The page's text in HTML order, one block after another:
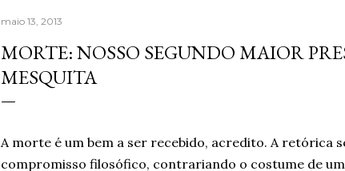
seguro poderia
muita gente já
maio 13, 2013
MORTE: NOSSO SEGUNDO MAIOR
MESQUITA
A morte é um bem a ser recebido, acredito. A retórica
compromisso filosófico, contrariando o costume de